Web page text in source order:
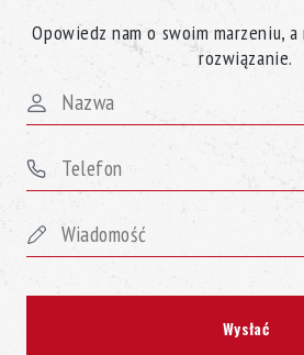
Opowiedz nam o swoim marzeniu, a
rozwiązanie.